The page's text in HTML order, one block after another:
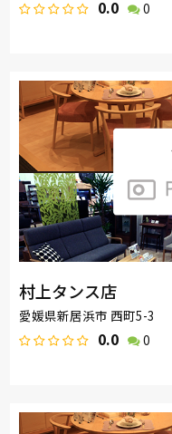
0.0 0
村上タンス店
愛媛県新居浜市 西町5-3
0.0 0